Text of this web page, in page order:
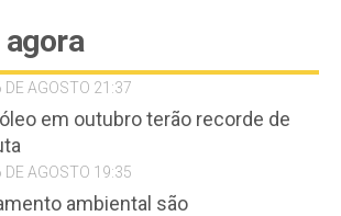
DE AGOSTO 21:37
em outubro terão recorde de
DE AGOSTO 19:35
ambiental são